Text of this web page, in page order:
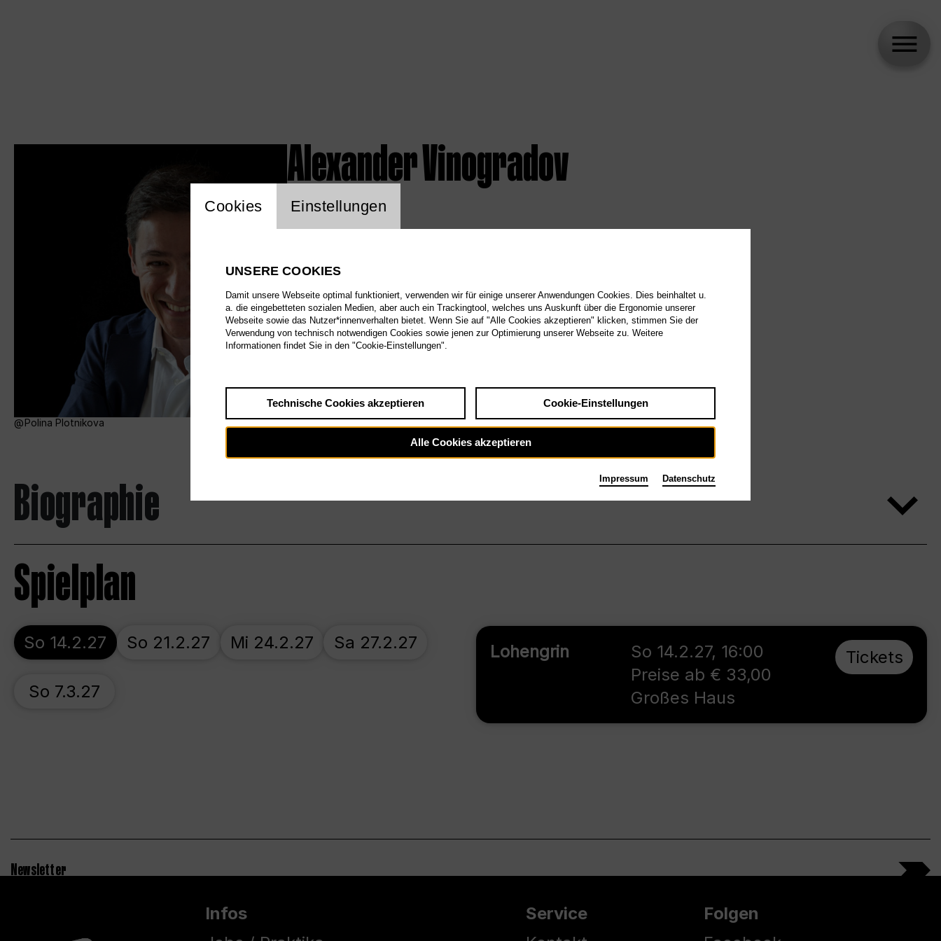
Polina Plotnikova
Alexander Vinogradov
Biographie
Spielplan
Lohengrin So 14.2.27, 16:00
Preise ab € 33,00
Großes Haus
Tickets
So 14.2.27 So 21.2.27 Mi 24.2.27 Sa 27.2.27
So 7.3.27
Newsletter
Infos
Service
Folgen
Einstellung Website Cookie
Cookies Einstellungen
UNSERE COOKIES
Damit unsere Webseite optimal funktioniert, verwenden wir für einige unserer Anwendungen Cookies. Dies beinhaltet u.
a. die eingebetteten sozialen Medien, aber auch ein Trackingtool, welches uns Auskunft über die Ergonomie unserer
Webseite sowie das Nutzer*innenverhalten bietet. Wenn Sie auf "Alle Cookies akzeptieren" klicken, stimmen Sie der
Verwendung von technisch notwendigen Cookies sowie jenen zur Optimierung unserer Webseite zu. Weitere
Informationen findet Sie in den "Cookie-Einstellungen".
Technische Cookies akzeptieren Cookie-Einstellungen
Alle Cookies akzeptieren
Impressum Datenschutz